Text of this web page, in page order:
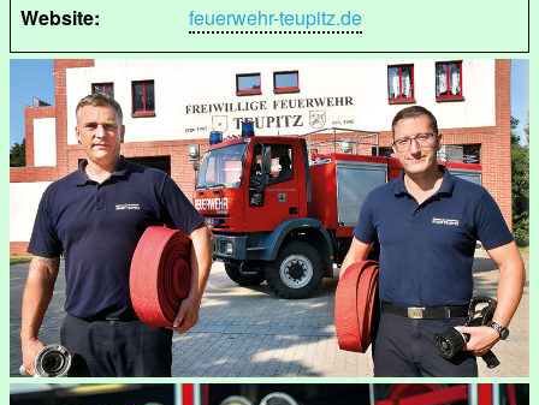
Website:
feuerwehr-teupitz.de